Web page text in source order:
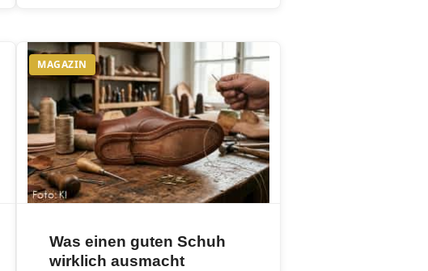
MAGAZIN
Was einen guten Schuh
wirklich ausmacht